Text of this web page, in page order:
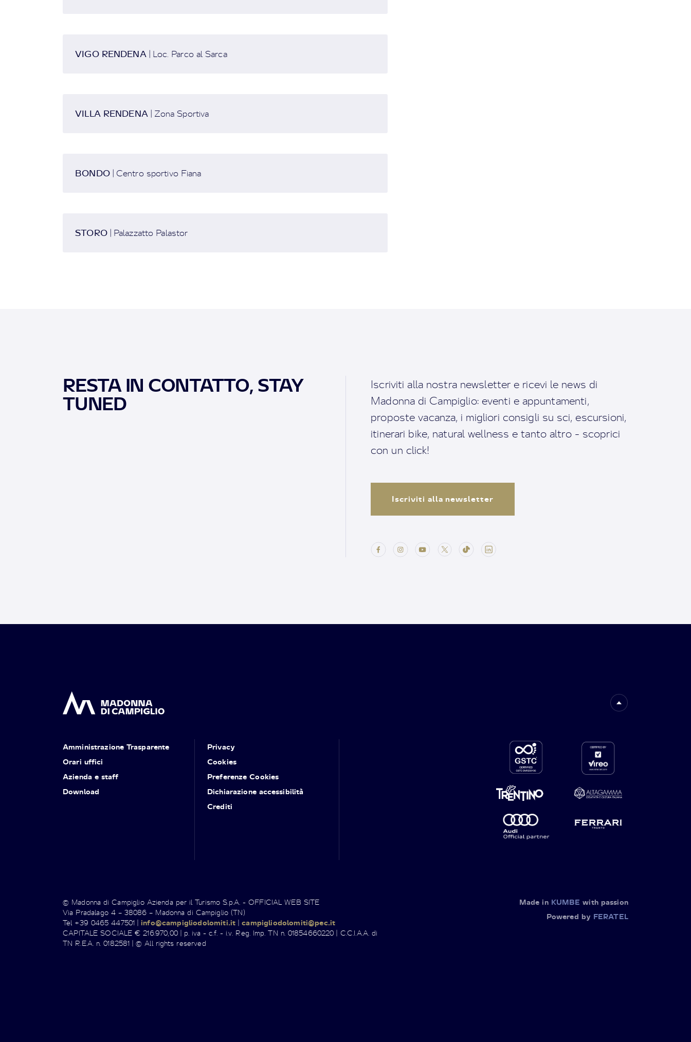
VIGO RENDENA | Loc. Parco al Sarca
VILLA RENDENA| Zona Sportiva
BONDO | Centro sportivo Fiana
STORO | Palazzatto Palastor
RESTA IN CONTATTO, STAY
TUNED
Iscriviti alla nostra newsletter e ricevi le news di
Madonna di Campiglio: eventi e appuntamenti,
proposte vacanza, i migliori consigli su sci, escursioni,
itinerari bike, natural wellness e tanto altro - scoprici
con un click!
Iscriviti alla newsletter
Amministrazione Trasparente
Orari uffici
Azienda e staff
Download
Privacy
Cookies
Preferenze Cookies
Dichiarazione accessibilità
Crediti
© Madonna di Campiglio Azienda per il Turismo S.p.A. - OFFICIAL WEB SITE
Via Pradalago 4 – 38086 – Madonna di Campiglio (TN)
Tel +39 0465 447501 |info@campigliodolomiti.it |campigliodolomiti@pec.it
CAPITALE SOCIALE € 216.970,00 | p. iva - c.f. - i.v. Reg. Imp. TN n. 01854660220 | C.C.I.A.A. di
TN R.E.A. n. 0182581 | © All rights reserved
Made in KUMBE with passion
Powered by FERATEL